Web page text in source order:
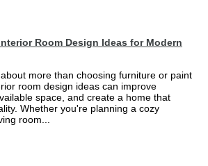
Room Design Ideas for Modern
more than choosing furniture or paint
room design ideas can improve
space, and create a home that
Whether you're planning a cozy
room...